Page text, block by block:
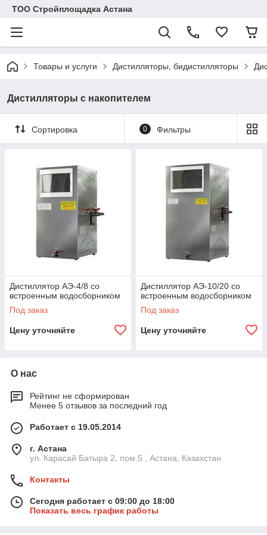
ТОО Стройплощадка Астана
Товары и услуги Дистилляторы, бидистилляторы
Дистилляторы с накопителем
Сортировка 0 Фильтры
Дистиллятор АЭ-4/8 со
встроенным водосборником
Под заказ
Цену уточняйте
Дистиллятор АЭ-10/20 со
встроенным водосборником
Под заказ
Цену уточняйте
О нас
Рейтинг не сформирован
Менее 5 отзывов за последний год
Работает с 19.05.2014
г. Астана
ул. Карасай Батыра 2, пом.5 , Астана, Казахстан
Контакты
Сегодня работает с 09:00 до 18:00
Показать весь график работы